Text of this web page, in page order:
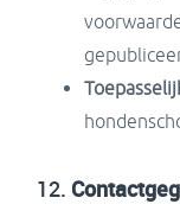
12.